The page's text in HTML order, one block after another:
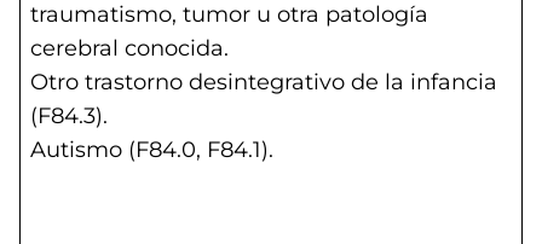
traumatismo, tumor u otra patología
cerebral conocida.
Otro trastorno desintegrativo de la infancia
(F84.3).
Autismo (F84.0, F84.1).